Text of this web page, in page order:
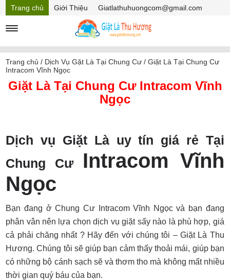
Trang chủ Giới Thiệu
Giatlathuhuongcom@gmail.com
Mã Giảm giá
Trang chủ / Dịch Vụ Gặt Là Tại Chung Cư /Giặt Là Tại Chung Cư
Intracom Vĩnh Ngọc
Giặt Là Tại Chung Cư Intracom Vĩnh
Ngọc
Dịch vụ Giặt Là uy tín giá rẻ Tại
Chung Cư Intracom Vĩnh
Ngọc
Bạn đang ở Chung Cư Intracom Vĩnh Ngọc và bạn đang
phân vân nên lựa chọn dịch vụ giặt sấy nào là phù hợp, giá
cả phải chăng nhất ? Hãy đến với chúng tôi – Giặt Là Thu
Hương. Chúng tôi sẽ giúp bạn cảm thấy thoải mái, giúp bạn
có những bộ cánh sạch sẽ và thơm tho mà không mất nhiều
thời gian quý báu của bạn.